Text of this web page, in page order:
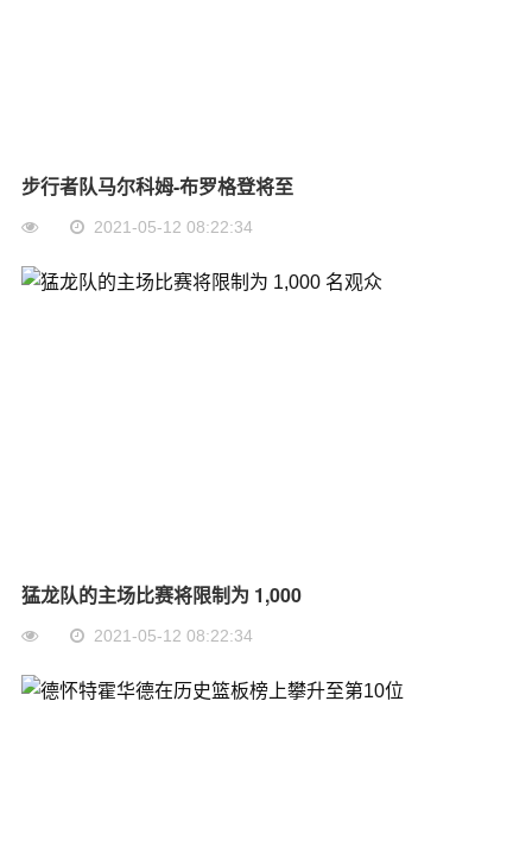
步行者队马尔科姆-布罗格登将至
2021-05-12 08:22:34
猛龙队的主场比赛将限制为 1,000
2021-05-12 08:22:34